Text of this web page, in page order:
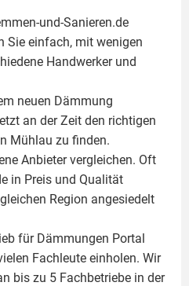
und-Sanieren.de
Sie einfach, mit wenigen
Handwerker und
neuen Dämmung
an der Zeit den richtigen
Mühlau zu finden.
Anbieter vergleichen. Oft
in Preis und Qualität
Region angesiedelt
für Dämmungen Portal
Fachleute einholen. Wir
bis zu 5 Fachbetriebe in der